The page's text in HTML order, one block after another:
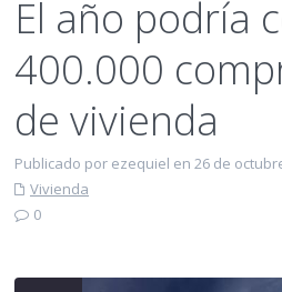
El año podría
400.000
de vivienda
Publicado por ezequiel en 26 de
Vivienda
0